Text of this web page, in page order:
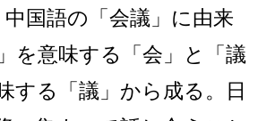
中国語の「会議」に由来
を意味する「会」と「議
する「議」から成る。日